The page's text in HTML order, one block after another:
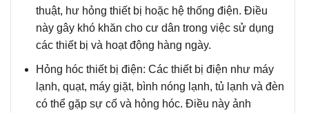
thuật, hư hỏng thiết bị hoặc hệ thống điện. Điều
này gây khó khăn cho cư dân trong việc sử dụng
các thiết bị và hoạt động hàng ngày.
Hỏng hóc thiết bị điện: Các thiết bị điện như máy
lạnh, quạt, máy giặt, bình nóng lạnh, tủ lạnh và đèn
có thể gặp sự cố và hỏng hóc. Điều này ảnh